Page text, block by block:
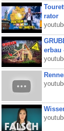
rator
erbau